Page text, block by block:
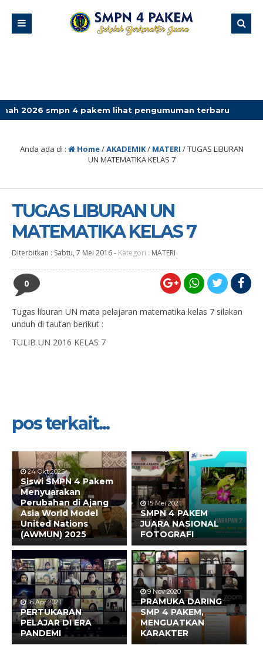
4 pakem lihat pengumuman terbaru
Anda ada di : Home/AKADEMIK/ MATERI /TUGAS LIBURAN
UN MATEMATIKA KELAS 7
TUGAS LIBURAN UN
MATEMATIKA KELAS 7
Diterbitkan : Sabtu, 7 Mei 2016- Kategori : MATERI
0
Tugas liburan UN mata pelajaran matematika kelas 7 silakan
unduh di tautan berikut :
TULIB UN 2016 KELAS 7
pos terkait...
24 Okt 2025
Siswi SMPN 4 Pakem
Menyuarakan
Perubahan di Ajang
Asia World Model
United Nations
(AWMUN) 2025
15 Mei 2021
SMPN 4 PAKEM
JUARA NASIONAL
FOTOGRAFI
16 Apr 2021
PERTUKARAN
PELAJAR DI ERA
PANDEMI
9 Nov 2020
PRAMUKA DARING
SMP 4 PAKEM,
MENGUATKAN
KARAKTER